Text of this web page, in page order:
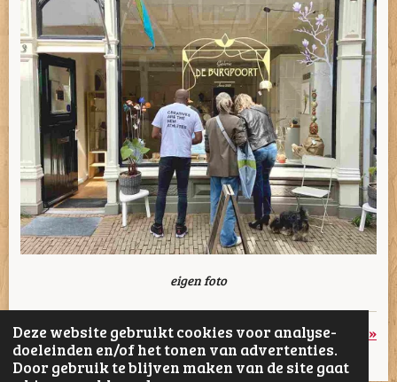
Deze website gebruikt cookies voor analyse-
doeleinden en/of het tonen van advertenties.
Door gebruik te blijven maken van de site gaat
eigen foto
«Vorige Volgende »
D
D
S
D